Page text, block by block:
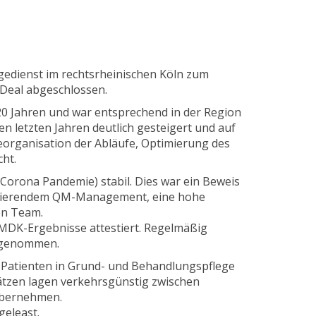
im rechtsrheinischen Köln zum
abgeschlossen.
Jahren und war entsprechend in der Region
letzten Jahren deutlich gesteigert und auf
der Abläufe, Optimierung des
Pandemie) stabil. Dies war ein Beweis
QM-Management, eine hohe
Team.
Ergebnisse attestiert. Regelmäßig
in Grund- und Behandlungspflege
lagen verkehrsgünstig zwischen